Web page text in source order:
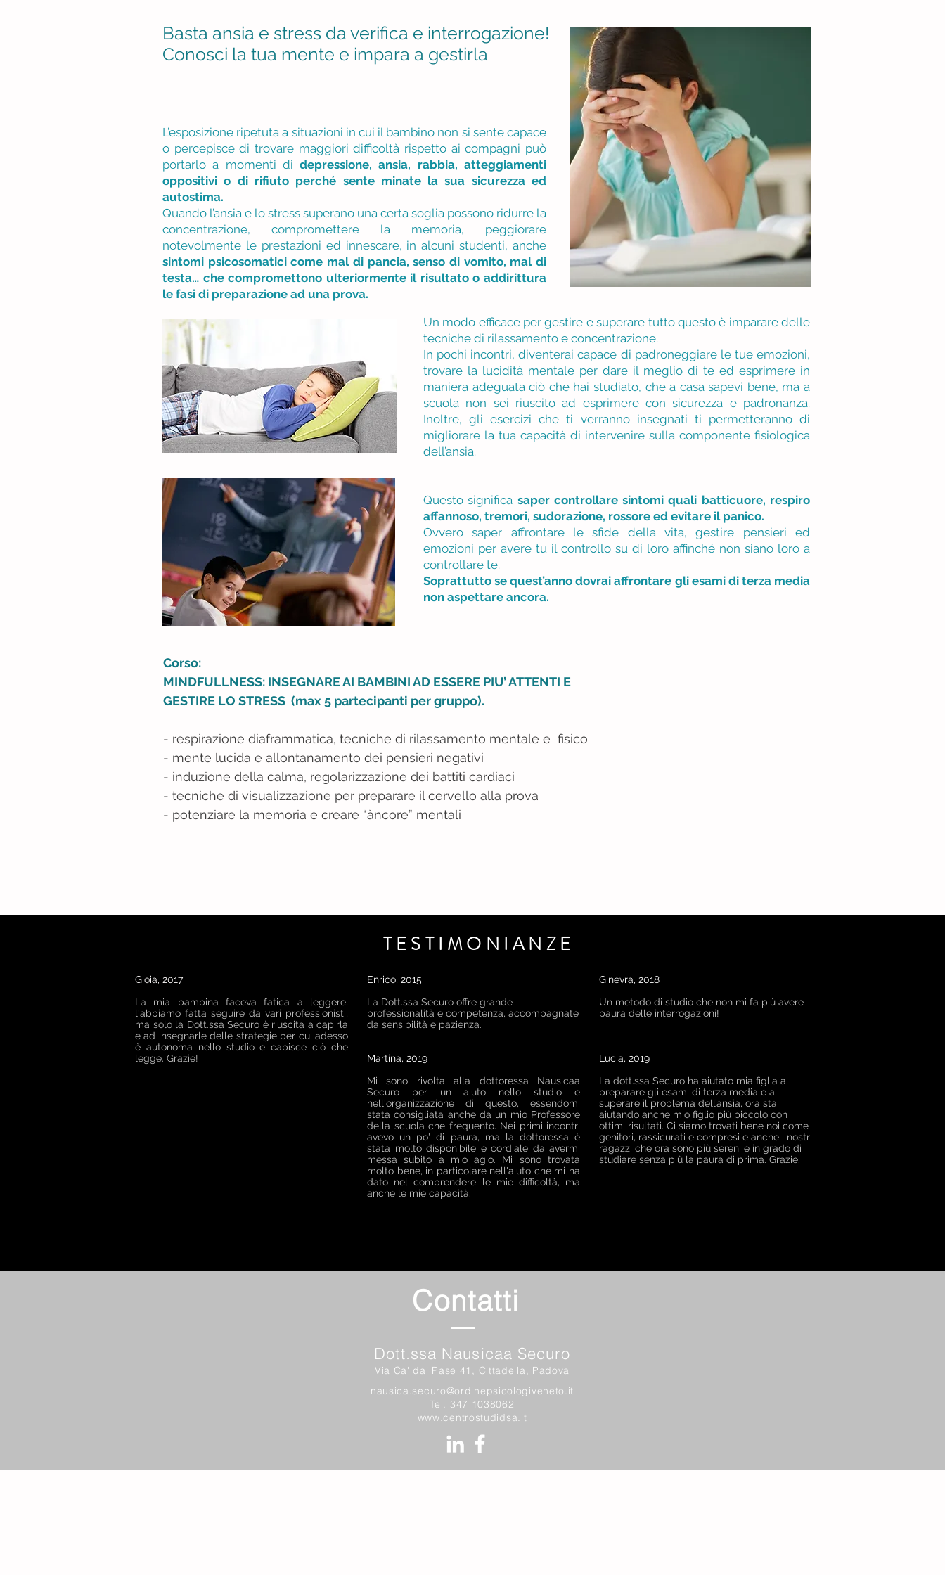
Basta ansia e stress da verifica e interrogazione!
Conosci la tua mente e impara a gestirla
L’esposizione ripetuta a situazioni in cui il bambino non si sente capace
o percepisce di trovare maggiori difficoltà rispetto ai compagni può
portarlo a momenti didepressione, ansia, rabbia, atteggiamenti
oppositivi o di rifiuto perché sente minate la sua sicurezza ed
autostima.
Quando l’ansia e lo stress superano una certa soglia possono ridurre la
concentrazione, compromettere la memoria, peggiorare
notevolmente le prestazioni ed innescare, in alcuni studenti, anche
sintomi psicosomatici come mal di pancia, senso di vomito, mal di
testa… che compromettono ulteriormente il risultato o addirittura
le fasi di preparazione ad una prova.
Un modo efficace per gestire e superare tutto questo è imparare delle
tecniche di rilassamento e concentrazione.
In pochi incontri, diventerai capace di padroneggiare le tue emozioni,
trovare la lucidità mentale per dare il meglio di te ed esprimere in
maniera adeguata ciò che hai studiato, che a casa sapevi bene, ma a
scuola non sei riuscito ad esprimere con sicurezza e padronanza.
Inoltre, gli esercizi che ti verranno insegnati ti permetteranno di
migliorare la tua capacità di intervenire sulla componente fisiologica
dell’ansia.
Questo significa saper controllare sintomi quali batticuore, respiro
affannoso, tremori, sudorazione, rossore ed evitare il panico.
Ovvero saper affrontare le sfide della vita, gestire pensieri ed
emozioni per avere tu il controllo su di loro affinché non siano loro a
controllare te.
Soprattutto se quest’anno dovrai affrontare gli esami di terza media
non aspettare ancora.
Corso:
MINDFULLNESS: INSEGNARE AI BAMBINI AD ESSERE PIU’ ATTENTI E
GESTIRE LO STRESS (max 5 partecipanti per gruppo).
- respirazione diaframmatica, tecniche di rilassamento mentale e fisico
- mente lucida e allontanamento dei pensieri negativi
- induzione della calma, regolarizzazione dei battiti cardiaci
- tecniche di visualizzazione per preparare il cervello alla prova
- potenziare la memoria e creare “àncore” mentali
TESTIMONIANZE
Gioia, 2017
La mia bambina faceva fatica a leggere,
l'abbiamo fatta seguire da vari professionisti,
ma solo la Dott.ssa Securo è riuscita a capirla
e ad insegnarle delle strategie per cui adesso
è autonoma nello studio e capisce ciò che
legge. Grazie!
Enrico, 2015
La Dott.ssa Securo offre grande
professionalità e competenza, accompagnate
da sensibilità e pazienza.
Martina, 2019
Mi sono rivolta alla dottoressa Nausicaa
Securo per un aiuto nello studio e
nell'organizzazione di questo, essendomi
stata consigliata anche da un mio Professore
della scuola che frequento. Nei primi incontri
avevo un po' di paura, ma la dottoressa è
stata molto disponibile e cordiale da avermi
messa subito a mio agio. Mi sono trovata
molto bene, in particolare nell'aiuto che mi ha
dato nel comprendere le mie difficoltà, ma
anche le mie capacità.
Ginevra, 2018
Un metodo di studio che non mi fa più avere
paura delle interrogazioni!
Lucia, 2019
La dott.ssa Securo ha aiutato mia figlia a
preparare gli esami di terza media e a
superare il problema dell’ansia, ora sta
aiutando anche mio figlio più piccolo con
ottimi risultati. Ci siamo trovati bene noi come
genitori, rassicurati e compresi e anche i nostri
ragazzi che ora sono più sereni e in grado di
studiare senza più la paura di prima. Grazie.
Contatti
Dott.ssa Nausicaa Securo
Via Ca' dai Pase 41, Cittadella, Padova
nausica.securo@ordinepsicologiveneto.it
Tel. 347 1038062
www.centrostudidsa.it